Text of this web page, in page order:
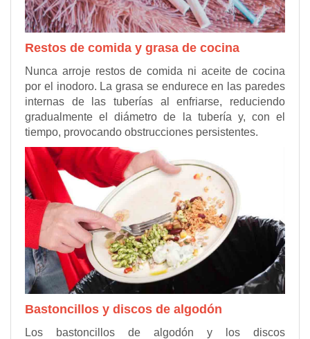
Restos de comida y grasa de cocina
Nunca arroje restos de comida ni aceite de cocina
por el inodoro. La grasa se endurece en las paredes
internas de las tuberías al enfriarse, reduciendo
gradualmente el diámetro de la tubería y, con el
tiempo, provocando obstrucciones persistentes.
Bastoncillos y discos de algodón
Los bastoncillos de algodón y los discos